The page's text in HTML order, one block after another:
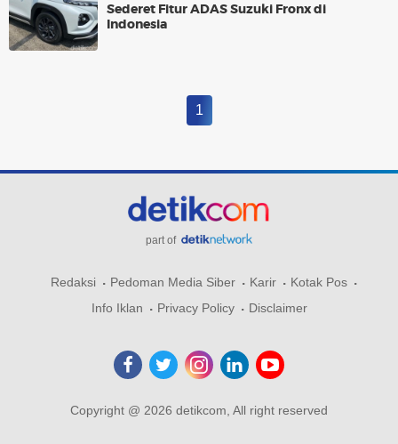
Sederet Fitur ADAS Suzuki Fronx di
Indonesia
1
part of
Redaksi Pedoman Media Siber Karir
Kotak Pos
Info Iklan
Privacy Policy Disclaimer
Copyright @ 2026 detikcom, All right reserved